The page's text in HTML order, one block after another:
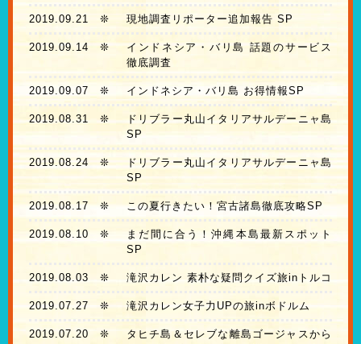
2019.09.21 ❊ 現地調査リポーター追加報告 SP
2019.09.14❊
インドネシア・バリ島 話題のサービス
徹底調査
2019.09.07 ❊ インドネシア・バリ島 お得情報SP
2019.08.31 ❊
ドリブラー丸山イタリアサルデーニャ島
SP
2019.08.24 ❊
ドリブラー丸山イタリアサルデーニャ島
SP
2019.08.17❊ この夏行きたい！宮古諸島徹底攻略SP
2019.08.10 ❊
まだ間に合う！沖縄本島最新スポット
SP
2019.08.03 ❊ 滝沢カレン 素朴な疑問クイズ旅inトルコ
2019.07.27 ❊ 滝沢カレン女子力UPの旅inボドルム
2019.07.20 ❊
タヒチ島＆セレブな離島ゴージャスから